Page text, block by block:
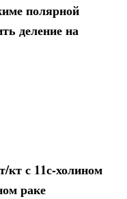
полярной
деление на
с 11с-холином
раке